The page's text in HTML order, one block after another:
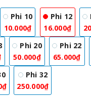
Phi 10
10.000₫
Phi 12
16.000₫
Phi 20
50.000₫
Phi 22
65.000₫
Phi 32
250.000₫